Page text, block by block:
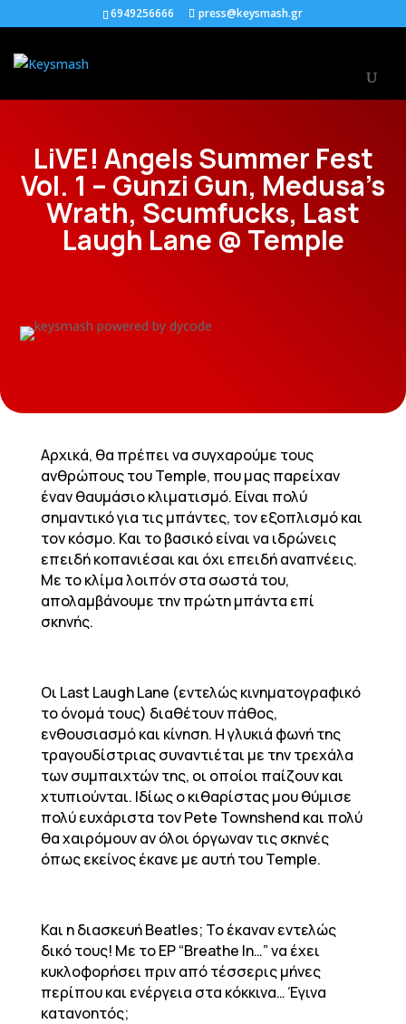
6949256666 press@keysmash.gr
LiVE! Angels Summer Fest
Vol. 1 – Gunzi Gun, Medusa’s
Wrath, Scumfucks, Last
Laugh Lane @ Temple
Αρχικά, θα πρέπει να συγχαρούμε τους
ανθρώπους του Temple, που μας παρείχαν
έναν θαυμάσιο κλιματισμό. Είναι πολύ
σημαντικό για τις μπάντες, τον εξοπλισμό και
τον κόσμο. Και το βασικό είναι να ιδρώνεις
επειδή κοπανιέσαι και όχι επειδή αναπνέεις.
Με το κλίμα λοιπόν στα σωστά του,
απολαμβάνουμε την πρώτη μπάντα επί
σκηνής.
Οι Last Laugh Lane (εντελώς κινηματογραφικό
το όνομά τους) διαθέτουν πάθος,
ενθουσιασμό και κίνηση. Η γλυκιά φωνή της
τραγουδίστριας συναντιέται με την τρεχάλα
των συμπαιχτών της, οι οποίοι παίζουν και
χτυπιούνται. Ιδίως ο κιθαρίστας μου θύμισε
πολύ ευχάριστα τον Pete Townshend και πολύ
θα χαιρόμουν αν όλοι όργωναν τις σκηνές
όπως εκείνος έκανε με αυτή του Temple.
Και η διασκευή Beatles; Το έκαναν εντελώς
δικό τους! Με το ΕΡ “Breathe In…” να έχει
κυκλοφορήσει πριν από τέσσερις μήνες
περίπου και ενέργεια στα κόκκινα… Έγινα
κατανοητός;